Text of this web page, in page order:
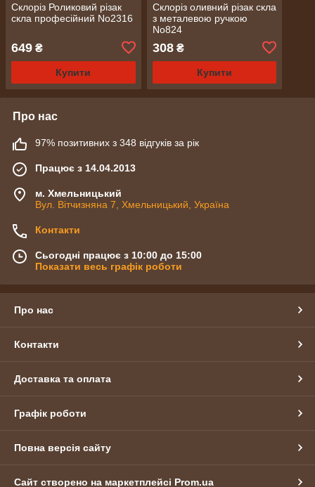
Склоріз Роликовий різак
скла професійний No2316
649 ₴
Купити
Склоріз оливний різак скла
з металевою ручкою
No824
308₴
Купити
Про нас
97% позитивних з 348 відгуків за рік
Працює з 14.04.2013
м. Хмельницький
Вул. Вітчизняна 7, Хмельницький, Україна
Контакти
Сьогодні працює з 10:00 до 15:00
Показати весь графік роботи
Про нас
Контакти
Доставка та оплата
Графік роботи
Повна версія сайту
Сайт створено на маркетплейсі Prom.ua